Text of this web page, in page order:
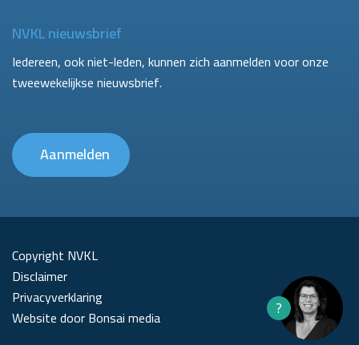
NVKL nieuwsbrief
Iedereen, ook niet-leden, kunnen zich aanmelden voor onze
tweewekelijkse nieuwsbrief.
Aanmelden
Copyright NVKL
Disclaimer
Privacyverklaring
Website door Bonsai media
?